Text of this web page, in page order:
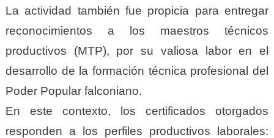
La actividad también fue propicia para entregar
reconocimientos a los maestros técnicos
productivos (MTP), por su valiosa labor en el
desarrollo de la formación técnica profesional del
Poder Popular falconiano.
En este contexto, los certificados otorgados
responden a los perfiles productivos laborales: